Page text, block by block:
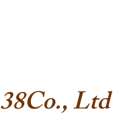
38Co., Ltd